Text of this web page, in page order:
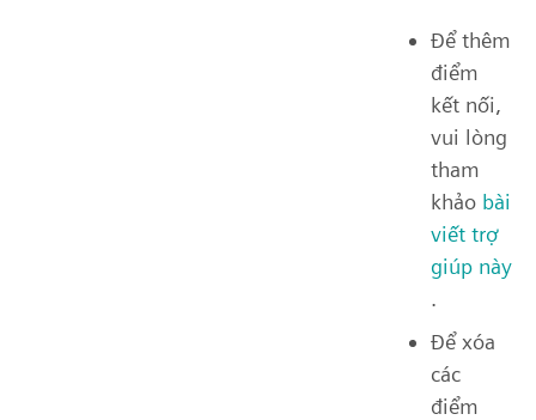
Để thêm
điểm
kết nối,
vui lòng
tham
khảo bài
viết trợ
giúp này
.
Để xóa
các
điểm